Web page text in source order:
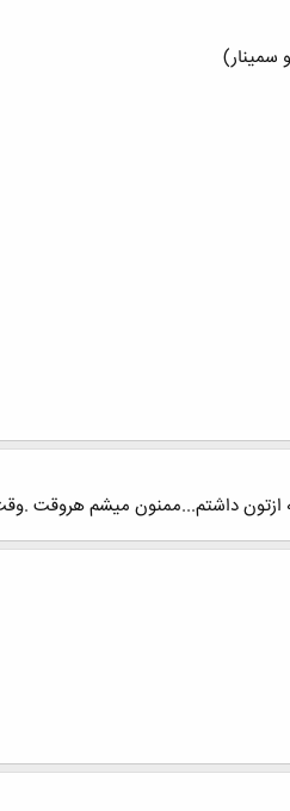
ازتون داشتم...ممنون میشم هروقت